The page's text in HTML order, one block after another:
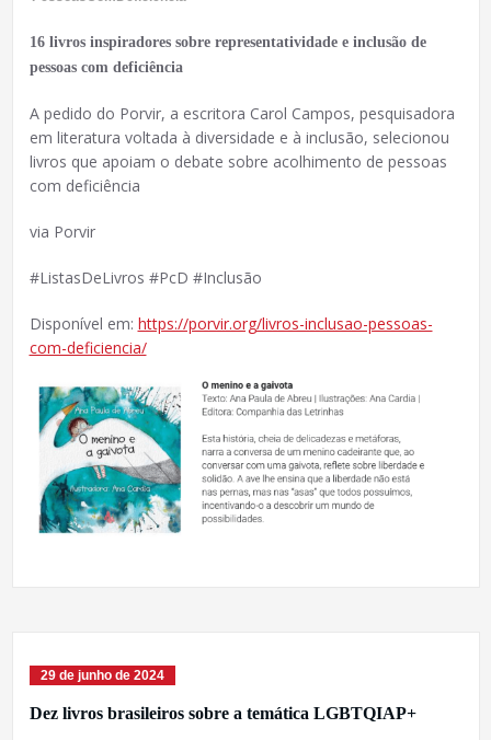
16 livros inspiradores sobre representatividade e inclusão de
pessoas com deficiência
A pedido do Porvir, a escritora Carol Campos, pesquisadora
em literatura voltada à diversidade e à inclusão, selecionou
livros que apoiam o debate sobre acolhimento de pessoas
com deficiência
via Porvir
#ListasDeLivros #PcD #Inclusão
Disponível em: https://porvir.org/livros-inclusao-pessoas-
com-deficiencia/
29 de junho de 2024
Dez livros brasileiros sobre a temática LGBTQIAP+